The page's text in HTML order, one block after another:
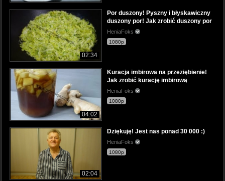
02:34
Por duszony! Pyszny i błyskawiczny
duszony por! Jak zrobić duszony por
HeniaFoks
1080p
04:02
Kuracja imbirowa na przeziębienie!
Jak zrobić kurację imbirową
HeniaFoks
1080p
02:04
Dziękuję! Jest nas ponad 30 000 :)
HeniaFoks
1080p